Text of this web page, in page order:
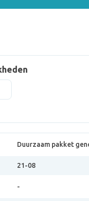
Duurzaam pakket
21-08
-